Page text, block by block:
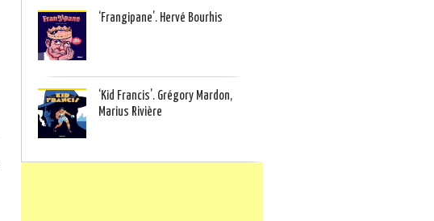
‘Frangipane’. Hervé Bourhis
‘Kid Francis’. Grégory Mardon,
Marius Rivière